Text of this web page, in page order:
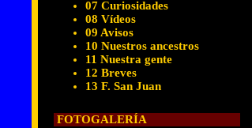
07 Curiosidades
08 Vídeos
09 Avisos
10 Nuestros ancestros
11 Nuestra gente
12 Breves
13 F. San Juan
FOTOGALERÍA